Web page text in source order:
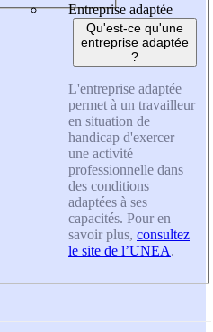
Entreprise adaptée
Qu'est-ce qu'une
entreprise adaptée
?
L'entreprise adaptée
permet à un travailleur
en situation de
handicap d'exercer
une activité
professionnelle dans
des conditions
adaptées à ses
capacités. Pour en
savoir plus, consultez
le site de l’UNEA.